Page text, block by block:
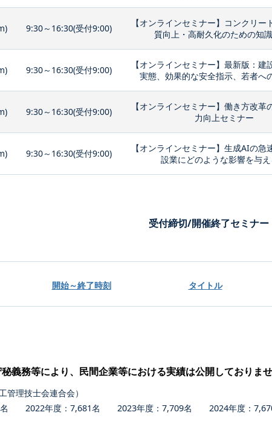
9:30～16:30(受付9:00)
【オンラインセミナー】コンクリー
質向上・高耐久化のための知
9:30～16:30(受付9:00)
【オンラインセミナー】最新版：建
実態、効果的な安全指示、若者へ
9:30～16:30(受付9:00)
【オンラインセミナー】働き方改革
力向上セミナー
9:30～16:30(受付9:00)
【オンラインセミナー】生成AIの急
設業にどのような影響を与
受付締切/開催終了セミナー
開始～終了時刻 タイトル
義務等により、民間企業等における実績は公開しておりませ
理技士会連合会）
2022年度：7,681名 2023年度：7,709名 2024年度：